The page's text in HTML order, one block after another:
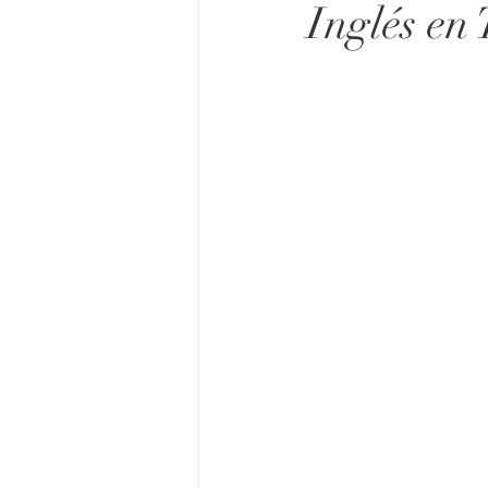
Inglés en